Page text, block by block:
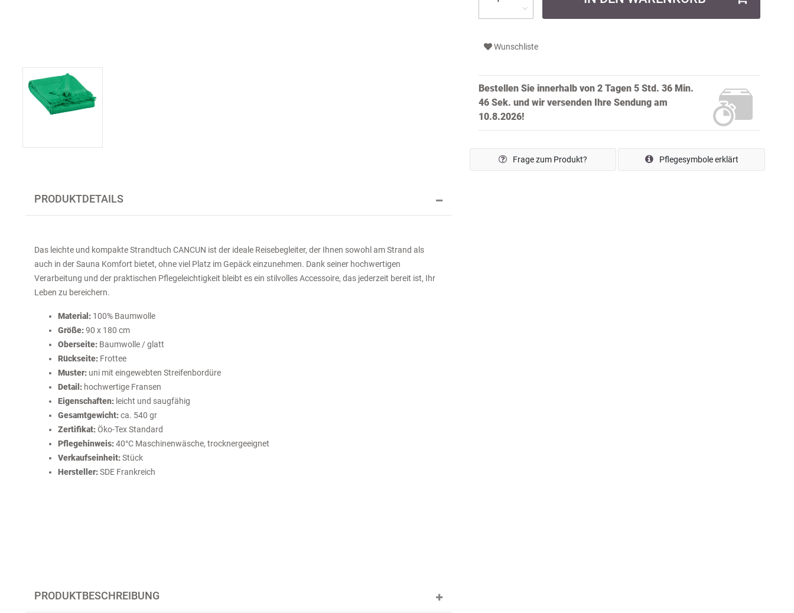
Wunschliste
Bestellen Sie innerhalb von 2 Tagen 5 Std. 36 Min.
45 Sek. und wir versenden Ihre Sendung am
10.8.2026!
Frage zum Produkt? Pflegesymbole erklärt
PRODUKTDETAILS
Das leichte und kompakte Strandtuch CANCUN ist der ideale Reisebegleiter, der Ihnen sowohl am Strand als
auch in der Sauna Komfort bietet, ohne viel Platz im Gepäck einzunehmen. Dank seiner hochwertigen
Verarbeitung und der praktischen Pflegeleichtigkeit bleibt es ein stilvolles Accessoire, das jederzeit bereit ist, Ihr
Leben zu bereichern.
Material:100% Baumwolle
Größe:90 x 180 cm
Oberseite:Baumwolle / glatt
Rückseite: Frottee
Muster: uni mit eingewebten Streifenbordüre
Detail:hochwertige Fransen
Eigenschaften:leicht und saugfähig
Gesamtgewicht:ca. 540 gr
Zertifikat:Öko-Tex Standard
Pflegehinweis:40°C Maschinenwäsche, trocknergeeignet
Verkaufseinheit:Stück
Hersteller:SDE Frankreich
PRODUKTBESCHREIBUNG